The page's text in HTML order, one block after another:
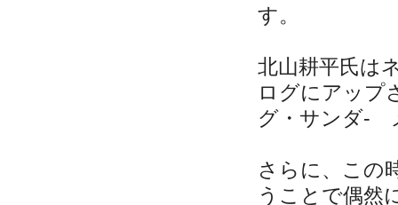
す。
北山耕平氏は
ログにアップ
グ・サンダ-
さらに、この
うことで偶然